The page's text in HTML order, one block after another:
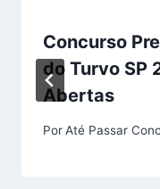
Concurso
do Turvo SP
Abertas
PorAté Passar